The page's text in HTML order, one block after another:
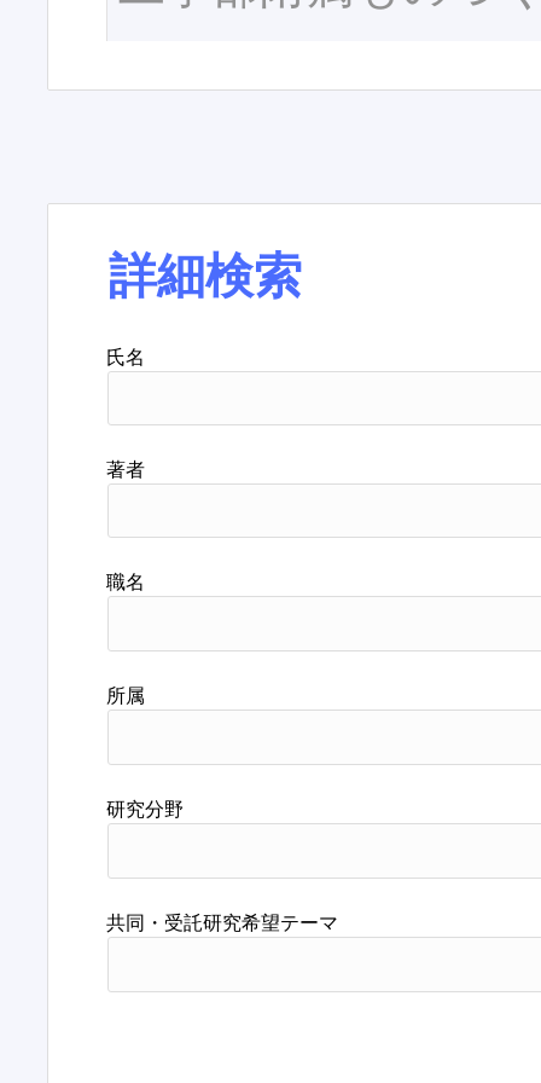
詳細検索
氏名
著者
職名
所属
研究分野
共同・受託研究希望テーマ